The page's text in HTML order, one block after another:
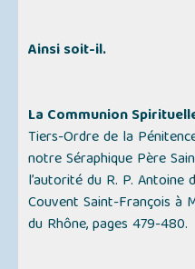
Ainsi soit-il.
La Communion
Tiers-Ordre de la
notre Séraphique Père
l’autorité du R. P. Antoine
Couvent Saint-François à
du Rhône, pages 479-480.